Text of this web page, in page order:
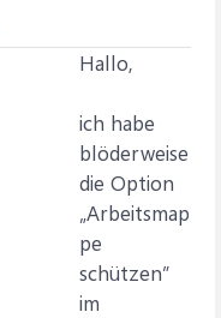
Hallo,
ich habe
blöderweise
die Option
„Arbeitsmap
pe
schützen”
im